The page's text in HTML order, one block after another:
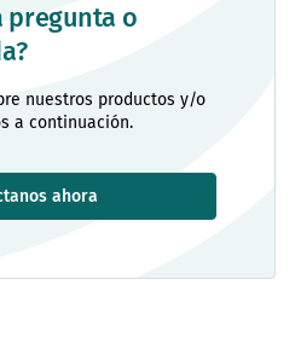
pregunta o
nuestros productos y/o
a continuación.
ahora